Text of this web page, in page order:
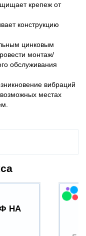
крепеж от
конструкцию
цинковым
монтаж/
обслуживания
вибраций
местах
НА